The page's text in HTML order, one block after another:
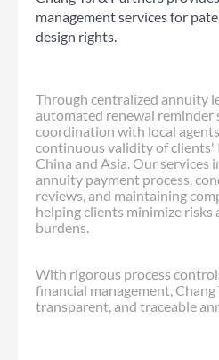
management services for
design rights.
Through centralized annuity
automated renewal reminder
coordination with local
continuous validity of clients'
China and Asia. Our services
annuity payment process,
reviews, and maintaining
helping clients minimize
burdens.
With rigorous process
financial management,
transparent, and traceable